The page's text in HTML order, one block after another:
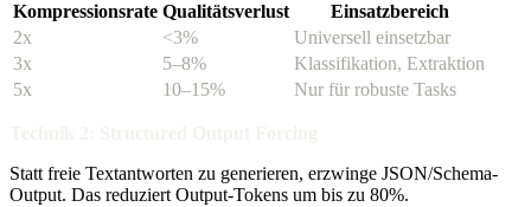
Kompressionsrate Qualitätsverlust
Einsatzbereich
2x
<3%
Universell einsetzbar
3x
5–8%
Klassifikation, Extraktion
5x
10–15% Nur für robuste Tasks
Statt freie Textantworten zu generieren, erzwinge JSON/Schema-
Output. Das reduziert Output-Tokens um bis zu 80%.